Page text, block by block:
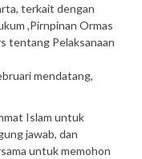
terkait dengan
,Pirnpinan Ormas
tentang Pelaksanaan
mendatang,
Islam untuk
jawab, dan
untuk memohon